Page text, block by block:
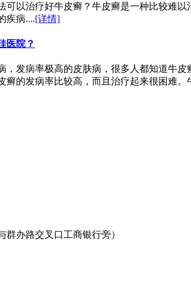
可以治疗好牛皮癣？牛皮癣是一种比较难
疾病....[详情]
医院？
，发病率极高的皮肤病，很多人都知道牛
癣的发病率比较高，而且治疗起来很困难
群办路交叉口工商银行旁）